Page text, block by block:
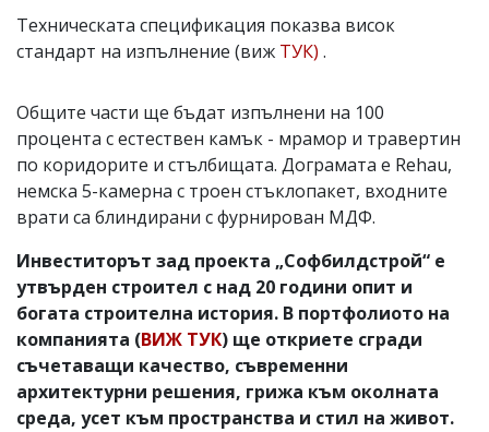
Техническата спецификация показва висок
стандарт на изпълнение (виж ТУК) .
Общите части ще бъдат изпълнени на 100
процента с естествен камък - мрамор и травертин
по коридорите и стълбищата. Дограмата е Rehau,
немска 5-камерна с троен стъклопакет, входните
врати са блиндирани с фурнирован МДФ.
Инвеститорът зад проекта „Софбилдстрой“ е
утвърден строител с над 20 години опит и
богата строителна история. В портфолиото на
компанията (ВИЖ ТУК) ще откриете сгради
съчетаващи качество, съвременни
архитектурни решения, грижа към околната
среда, усет към пространства и стил на живот.